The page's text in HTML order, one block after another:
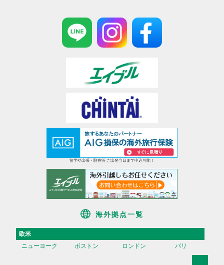
留学や出張・駐在等 ご出発当日まで申込可能！
海外拠点一覧
欧米
ニューヨーク
ボストン ロンドン パリ